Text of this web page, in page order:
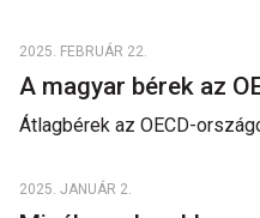
2025. FEBRUÁR 22.
A magyar bérek az
Átlagbérek az OECD-
2025. JANUÁR 2.